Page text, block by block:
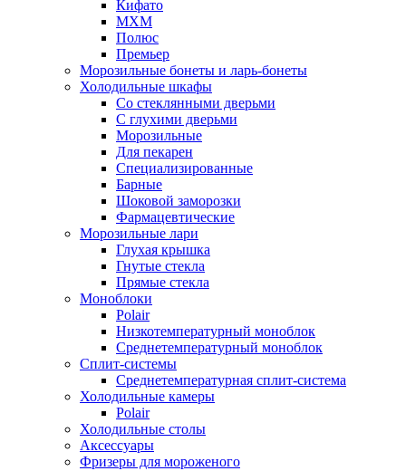
Кифато
МХМ
Полюс
Премьер
Морозильные бонеты и ларь-бонеты
Холодильные шкафы
Со стеклянными дверьми
С глухими дверьми
Морозильные
Для пекарен
Специализированные
Барные
Шоковой заморозки
Фармацевтические
Морозильные лари
Глухая крышка
Гнутые стекла
Прямые стекла
Моноблоки
Polair
Низкотемпературный моноблок
Среднетемпературный моноблок
Сплит-системы
Среднетемпературная сплит-система
Холодильные камеры
Polair
Холодильные столы
Аксессуары
Фризеры для мороженого